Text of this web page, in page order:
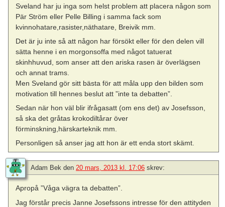
Sveland har ju inga som helst problem att placera någon som
Pär Ström eller Pelle Billing i samma fack som
kvinnohatare,rasister,näthatare, Breivik mm.
Det är ju inte så att någon har försökt eller för den delen vill
sätta henne i en morgonsoffa med något tatuerat
skinhhuvud, som anser att den ariska rasen är överlägsen
och annat trams.
Men Sveland gör sitt bästa för att måla upp den bilden som
motivation till hennes beslut att ”inte ta debatten”.
Sedan när hon väl blir ifrågasatt (om ens det) av Josefsson,
så ska det gråtas krokodiltårar över
förminskning,härskarteknik mm.
Personligen så anser jag att hon är ett enda stort skämt.
Adam Bek den 20 mars, 2013 kl. 17:06 skrev:
Apropå ”Våga vägra ta debatten”.
Jag förstår precis Janne Josefssons intresse för den attityden